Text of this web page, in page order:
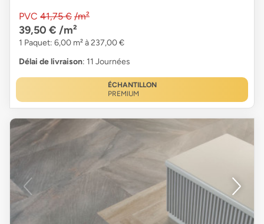
PVC 41,75 € /m²
39,50 € /m²
1 Paquet: 6,00 m² à 237,00 €
Délai de livraison: 11 Journées
ÉCHANTILLON
PREMIUM